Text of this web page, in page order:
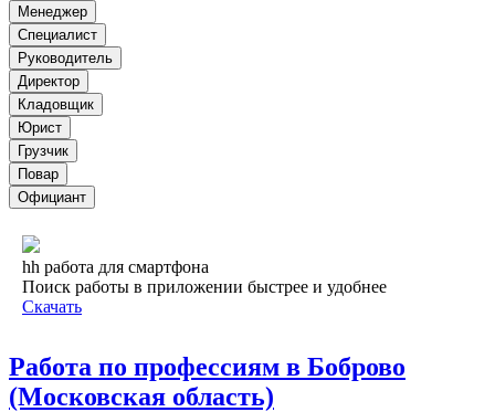
Менеджер
Специалист
Руководитель
Директор
Кладовщик
Юрист
Грузчик
Повар
Официант
hh работа для смартфона
Поиск работы в приложении быстрее и удобнее
Скачать
Работа по профессиям в Боброво
(Московская область)